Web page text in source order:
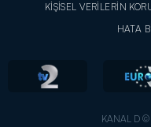
KİŞİSEL VERİLERİN
HATA
KANAL D ©